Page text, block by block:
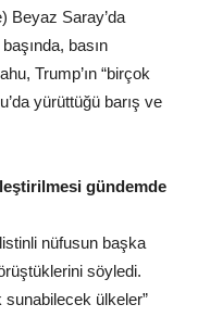
Beyaz Saray’da
basın
Trump’ın “birçok
yürüttüğü barış ve
gündemde
nüfusun başka
söyledi.
sunabilecek ülkeler”